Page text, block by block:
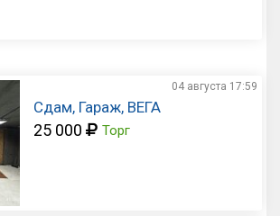
Сдам, Гараж, ВЕГА
25 000 Торг
04 августа 17:59